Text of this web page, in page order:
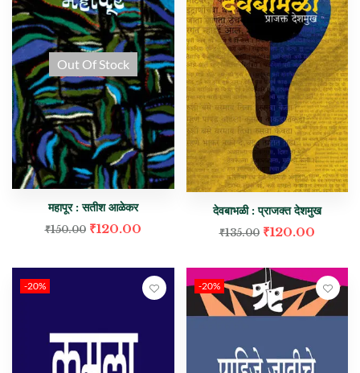
Out Of Stock
महापूर : सतीश आळेकर
₹150.00 ₹120.00
देवबाभळी : प्राजक्त देशमुख
₹135.00 ₹120.00
-20% -20%